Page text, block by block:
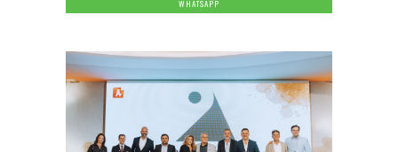
WHATSAPP